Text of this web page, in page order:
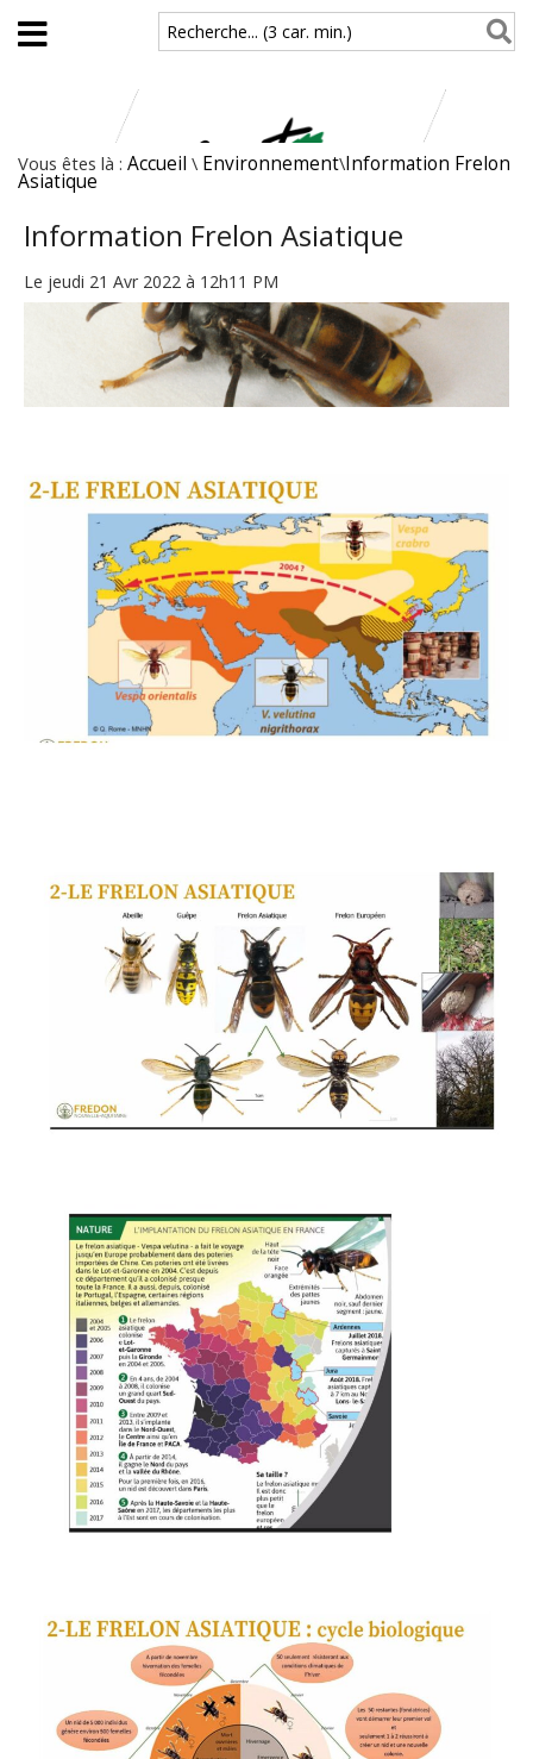
Aller au contenu principal
Recherche... (3 car. min.)
Vous êtes là : Accueil \ Environnement\Information Frelon
Asiatique
Information Frelon Asiatique
Le jeudi 21 Avr 2022 à 12h11 PM